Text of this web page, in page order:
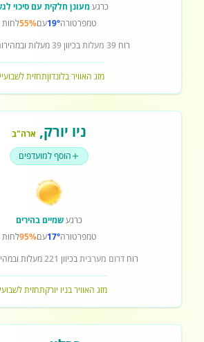
כרגעמעונן חלקית עם סיכוי
טמפרטורה19°עם55%לחות
רוח 39 מעלות בכיוון39מעלות
מזג האוויר בלונדוןתחזית
ניו יורק, ארה"ב
הוסף למועדפים
כרגעשמיים בהירים
טמפרטורה17°עם95%לחות
רוחדרום מערביתבכיוון 221מעלות
מזג האוויר בניו יורקתחזית